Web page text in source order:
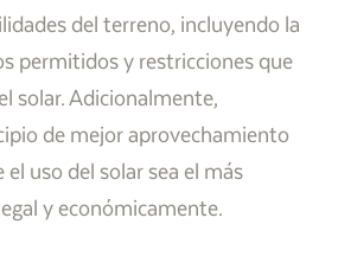
del terreno, incluyendo la
permitidos y restricciones que
solar. Adicionalmente,
de mejor aprovechamiento
el uso del solar sea el más
y económicamente.